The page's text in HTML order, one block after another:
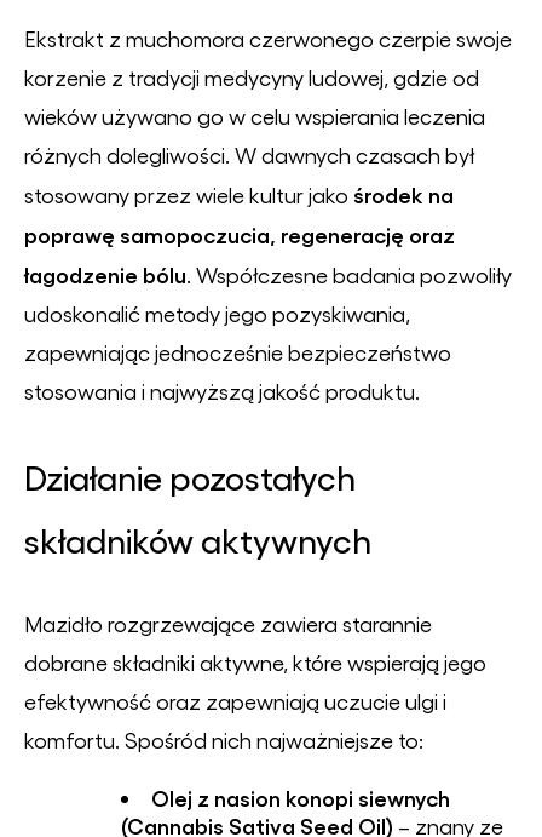
Ekstrakt z muchomora czerwonego czerpie swoje
korzenie z tradycji medycyny ludowej, gdzie od
wieków używano go w celu wspierania leczenia
różnych dolegliwości. W dawnych czasach był
stosowany przez wiele kultur jako środek na
poprawę samopoczucia, regenerację oraz
łagodzenie bólu . Współczesne badania pozwoliły
udoskonalić metody jego pozyskiwania,
zapewniając jednocześnie bezpieczeństwo
stosowania i najwyższą jakość produktu.
Działanie pozostałych
składników aktywnych
Mazidło rozgrzewające zawiera starannie
dobrane składniki aktywne, które wspierają jego
efektywność oraz zapewniają uczucie ulgi i
komfortu. Spośród nich najważniejsze to:
Olej z nasion konopi siewnych
(Cannabis Sativa Seed Oil) – znany ze